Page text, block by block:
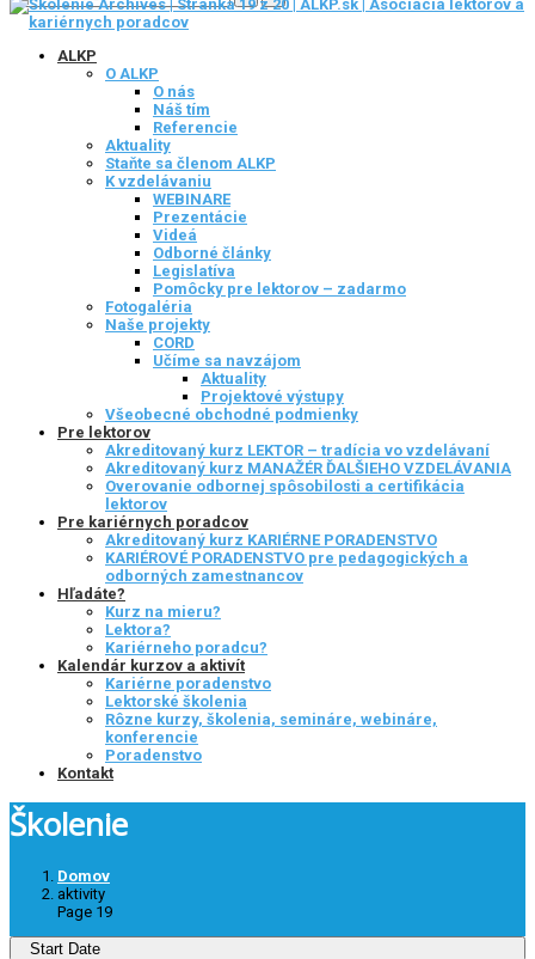
ALKP
O ALKP
O nás
Náš tím
Referencie
Aktuality
Staňte sa členom ALKP
K vzdelávaniu
WEBINARE
Prezentácie
Videá
Odborné články
Legislatíva
Pomôcky pre lektorov – zadarmo
Fotogaléria
Naše projekty
CORD
Učíme sa navzájom
Aktuality
Projektové výstupy
Všeobecné obchodné podmienky
Pre lektorov
Akreditovaný kurz LEKTOR – tradícia vo vzdelávaní
Akreditovaný kurz MANAŽÉR ĎALŠIEHO VZDELÁVANIA
Overovanie odbornej spôsobilosti a certifikácia
lektorov
Pre kariérnych poradcov
Akreditovaný kurz KARIÉRNE PORADENSTVO
KARIÉROVÉ PORADENSTVO pre pedagogických a
odborných zamestnancov
Hľadáte?
Kurz na mieru?
Lektora?
Kariérneho poradcu?
Kalendár kurzov a aktivít
Kariérne poradenstvo
Lektorské školenia
Rôzne kurzy, školenia, semináre, webináre,
konferencie
Poradenstvo
Kontakt
Školenie
Domov
aktivity
Page 19
Start Date